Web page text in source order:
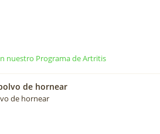
nuestro Programa de Artritis
de hornear
de hornear